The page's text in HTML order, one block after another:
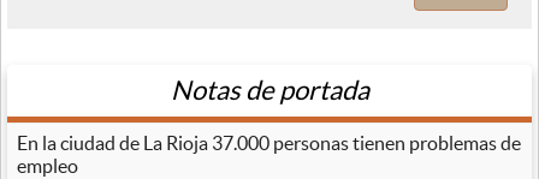
Notas de portada
En la ciudad de La Rioja 37.000 personas tienen problemas de
empleo